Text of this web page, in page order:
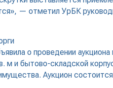
— отметил УрБК
о проведении
и бытово-складской
Аукцион